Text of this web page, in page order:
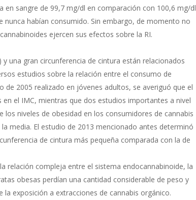
en sangre de 99,7 mg/dl en comparación con 100,6 mg/dl
habían consumido. Sin embargo, de momento no
ejercen sus efectos sobre la RI.
una gran circunferencia de cintura están relacionados
estudios sobre la relación entre el consumo de
2005 realizado en jóvenes adultos, se averiguó que el
el IMC, mientras que dos estudios importantes a nivel
niveles de obesidad en los consumidores de cannabis
media. El estudio de 2013 mencionado antes determinó
de cintura más pequeña comparada con la de
relación compleja entre el sistema endocannabinoide, la
obesas perdían una cantidad considerable de peso y
exposición a extracciones de cannabis orgánico.